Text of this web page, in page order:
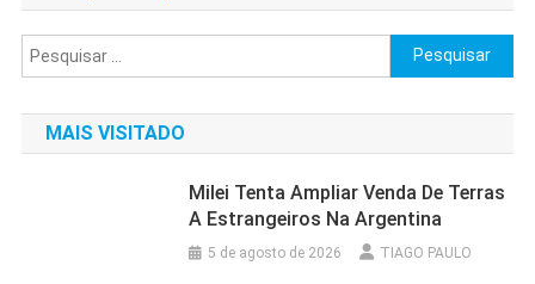
Pesquisar
por:
MAIS VISITADO
Milei Tenta Ampliar Venda De Terras
A Estrangeiros Na Argentina
5 de agosto de 2026 TIAGO PAULO